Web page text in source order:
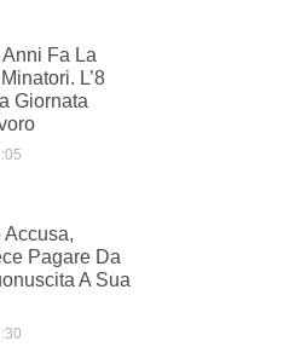
Fa La
L’8
Giornata
Accusa,
Pagare Da
A Sua